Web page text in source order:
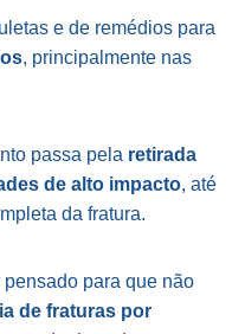
e de remédios para
, principalmente nas
passa pela retirada
de alto impacto, até
da fratura.
para que não
de fraturas por